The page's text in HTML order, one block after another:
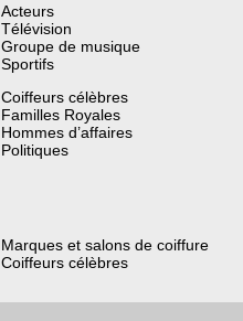
Acteurs
Télévision
Groupe de musique
Sportifs
Coiffeurs célèbres
Familles Royales
Hommes d’affaires
Politiques
Marques et salons de coiffure
Coiffeurs célèbres